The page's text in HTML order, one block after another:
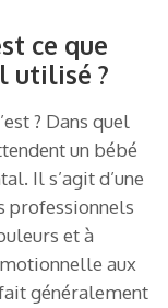
ce que
utilisé ?
? Dans quel
un bébé
Il s’agit d’une
professionnels
et à
aux
généralement